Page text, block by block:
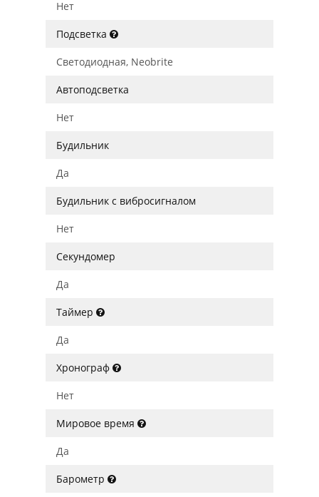
Нет
Подсветка
Светодиодная, Neobrite
Автоподсветка
Нет
Будильник
Да
Будильник с вибросигналом
Нет
Секундомер
Да
Таймер
Да
Хронограф
Нет
Мировое время
Да
Барометр